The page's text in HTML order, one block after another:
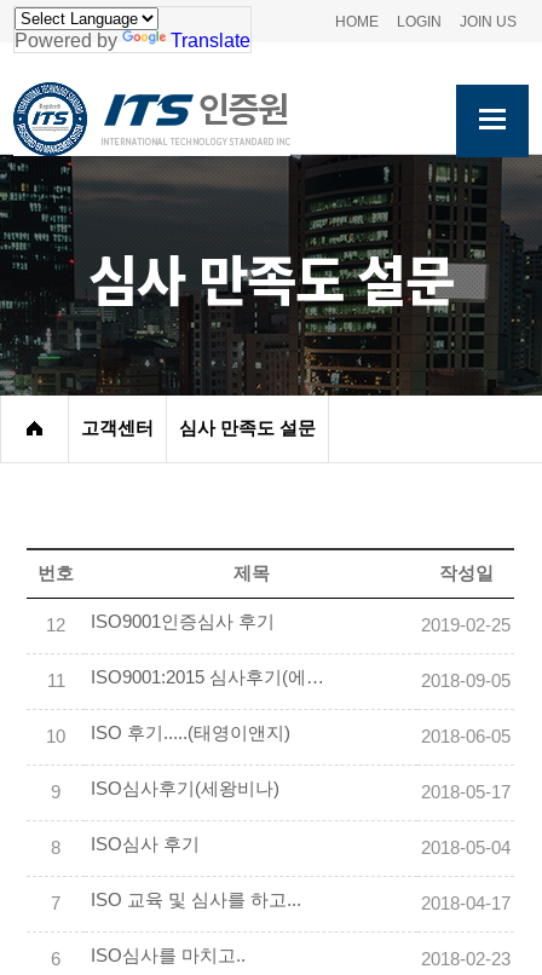
Powered by Translate
HOME LOGIN JOIN US
심사 만족도 설문
고객센터 심사 만족도 설문
번호 제목 작성일
12 ISO9001인증심사 후기 2019-02-25
11 ISO9001:2015 심사후기(에이치씨엔씨) 2018-09-05
10 ISO 후기.....(태영이앤지) 2018-06-05
9 ISO심사후기(세왕비나) 2018-05-17
8 ISO심사 후기 2018-05-04
7 ISO 교육 및 심사를 하고... 2018-04-17
6 ISO심사를 마치고.. 2018-02-23